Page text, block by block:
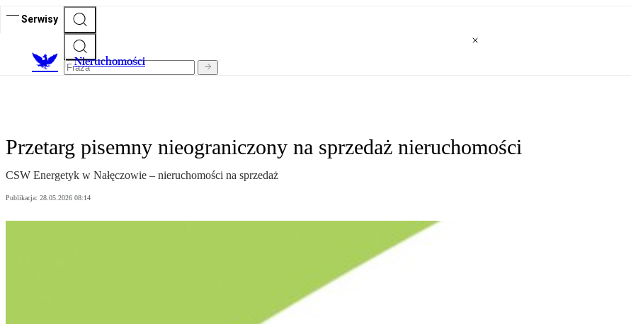
Serwisy
Nieruchomości
Przetarg pisemny nieograniczony na sprzedaż nieruchomości
CSW Energetyk w Nałęczowie – nieruchomości na sprzedaż
Publikacja: 28.05.2026 08:14